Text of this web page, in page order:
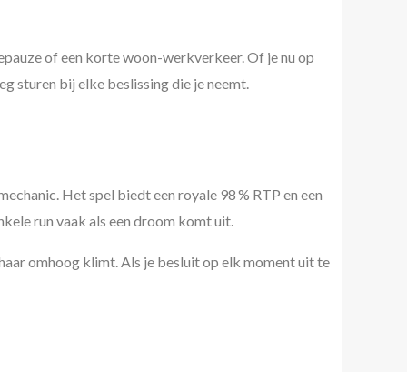
of een korte woon-werkverkeer. Of je nu op
sturen bij elke beslissing die je neemt.
Het spel biedt een royale 98 % RTP en een
run vaak als een droom komt uit.
omhoog klimt. Als je besluit op elk moment uit te